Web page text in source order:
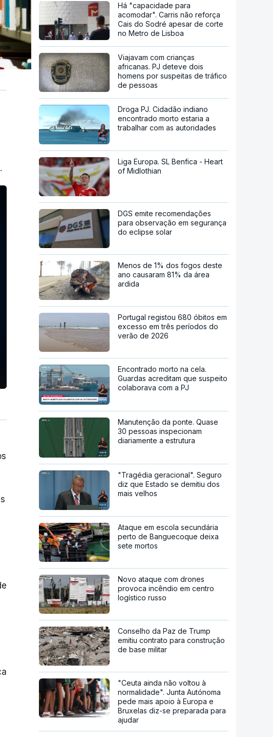
Há "capacidade para
acomodar". Carris não reforça
Cais do Sodré apesar de corte
no Metro de Lisboa
Viajavam com crianças
africanas. PJ deteve dois
homens por suspeitas de tráfico
de pessoas
Droga PJ. Cidadão indiano
encontrado morto estaria a
trabalhar com as autoridades
Liga Europa. SL Benfica - Heart
of Midlothian
DGS emite recomendações
para observação em segurança
do eclipse solar
Menos de 1% dos fogos deste
ano causaram 81% da área
ardida
Portugal registou 680 óbitos em
excesso em três períodos do
verão de 2026
Encontrado morto na cela.
Guardas acreditam que suspeito
colaborava com a PJ
Manutenção da ponte. Quase
30 pessoas inspecionam
diariamente a estrutura
"Tragédia geracional". Seguro
diz que Estado se demitiu dos
mais velhos
Ataque em escola secundária
perto de Banguecoque deixa
sete mortos
Novo ataque com drones
provoca incêndio em centro
logístico russo
Conselho da Paz de Trump
emitiu contrato para construção
de base militar
"Ceuta ainda não voltou à
normalidade". Junta Autónoma
pede mais apoio à Europa e
Bruxelas diz-se preparada para
ajudar